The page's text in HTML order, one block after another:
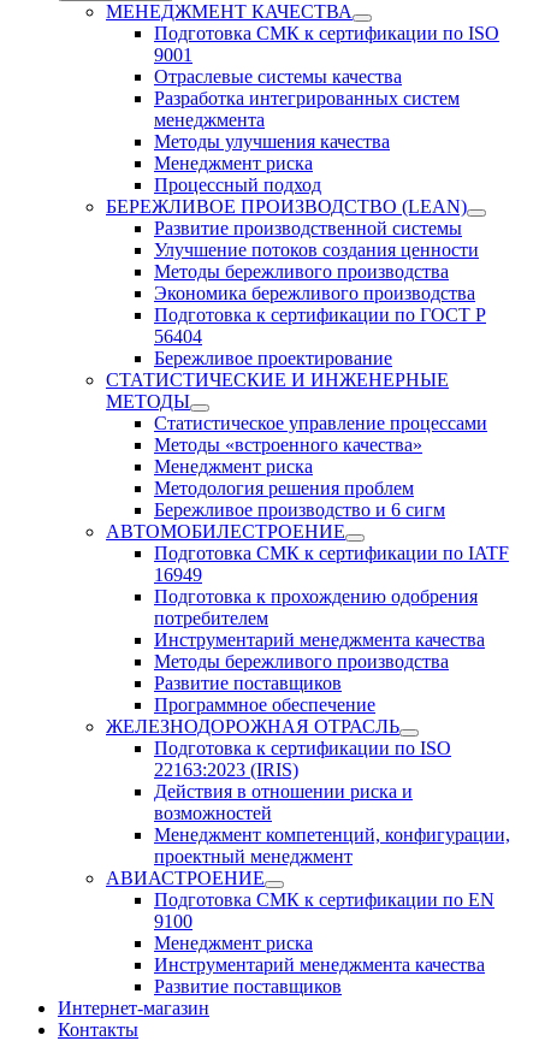
МЕНЕДЖМЕНТ КАЧЕСТВА
Подготовка СМК к сертификации по ISO
9001
Отраслевые системы качества
Разработка интегрированных систем
менеджмента
Методы улучшения качества
Менеджмент риска
Процессный подход
БЕРЕЖЛИВОЕ ПРОИЗВОДСТВО (LEAN)
Развитие производственной системы
Улучшение потоков создания ценности
Методы бережливого производства
Экономика бережливого производства
Подготовка к сертификации по ГОСТ Р
56404
Бережливое проектирование
СТАТИСТИЧЕСКИЕ И ИНЖЕНЕРНЫЕ
МЕТОДЫ
Статистическое управление процессами
Методы «встроенного качества»
Менеджмент риска
Методология решения проблем
Бережливое производство и 6 сигм
АВТОМОБИЛЕСТРОЕНИЕ
Подготовка СМК к сертификации по IATF
16949
Подготовка к прохождению одобрения
потребителем
Инструментарий менеджмента качества
Методы бережливого производства
Развитие поставщиков
Программное обеспечение
ЖЕЛЕЗНОДОРОЖНАЯ ОТРАСЛЬ
Подготовка к сертификации по ISO
22163:2023 (IRIS)
Действия в отношении риска и
возможностей
Менеджмент компетенций, конфигурации,
проектный менеджмент
АВИАСТРОЕНИЕ
Подготовка СМК к сертификации по EN
9100
Менеджмент риска
Инструментарий менеджмента качества
Развитие поставщиков
Интернет-магазин
Контакты